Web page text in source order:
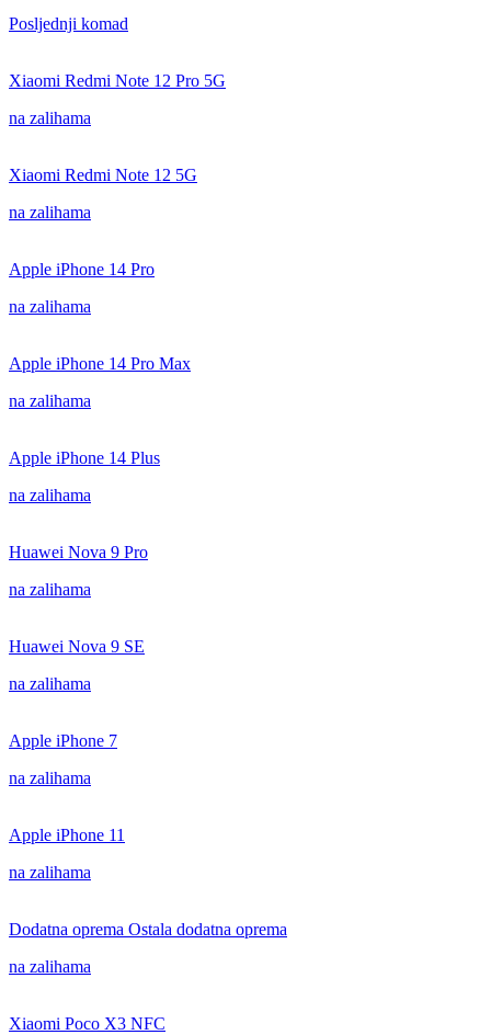
Posljednji komad
Xiaomi Redmi Note 12 Pro 5G
na zalihama
Xiaomi Redmi Note 12 5G
na zalihama
Apple iPhone 14 Pro
na zalihama
Apple iPhone 14 Pro Max
na zalihama
Apple iPhone 14 Plus
na zalihama
Huawei Nova 9 Pro
na zalihama
Huawei Nova 9 SE
na zalihama
Apple iPhone 7
na zalihama
Apple iPhone 11
na zalihama
Dodatna oprema Ostala dodatna oprema
na zalihama
Xiaomi Poco X3 NFC